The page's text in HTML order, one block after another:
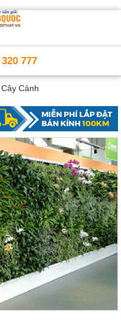
777
Cây Cảnh